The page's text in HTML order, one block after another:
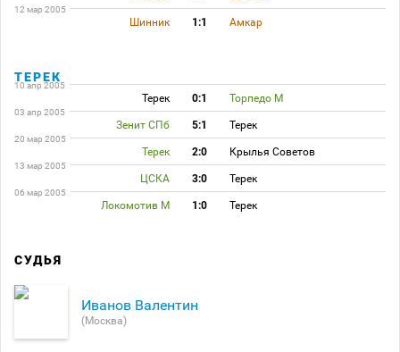
12 мар 2005
Шинник 1:1 Амкар
ТЕРЕК
10 апр 2005
Терек 0:1 Торпедо М
03 апр 2005
Зенит СПб 5:1 Терек
20 мар 2005
Терек 2:0 Крылья Советов
13 мар 2005
ЦСКА 3:0 Терек
06 мар 2005
Локомотив М 1:0 Терек
СУДЬЯ
Иванов Валентин
(Москва)